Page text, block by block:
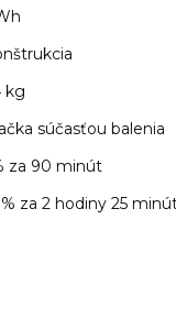
kg
súčasťou balenia
za 90 minút
za 2 hodiny 25